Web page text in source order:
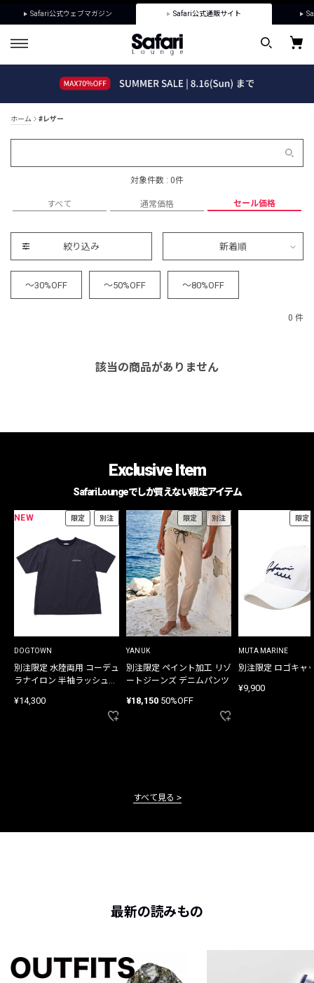
Safari公式ウェブマガジン Safari公式通販サイト
ホーム #レザー
対象件数 : 0件
すべて 通常価格 セール価格
絞り込み 新着順
～30%OFF ～50%OFF ～80%OFF
0 件
該当の商品がありません
Exclusive Item
Safari Loungeでしか買えない限定アイテム
NEW 限定 別注
DOGTOWN
別注限定 水陸両用 コーデュ
ラナイロン 半袖ラッシュガ
¥14,300
限定 別注
YANUK
別注限定 ペイント加工 リゾ
ートジーンズ デニムパンツ
¥18,150 50%OFF
限定
MUTA MARINE
別注限定 ロゴキャ
¥9,900
すべて見る
最新の読みもの